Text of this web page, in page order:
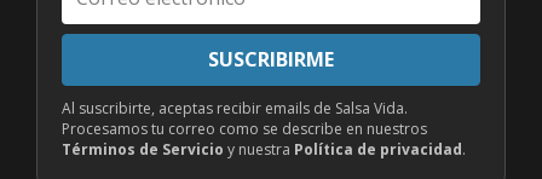
electrónico
SUSCRIBIRME
Al suscribirte, aceptas recibir emails de Salsa Vida.
Procesamos tu correo como se describe en nuestros
Términos de Servicio y nuestra Política de privacidad.